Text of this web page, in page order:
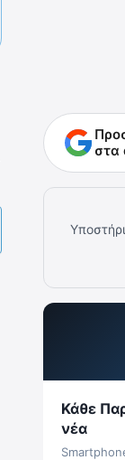
στα
Κάθε
νέα